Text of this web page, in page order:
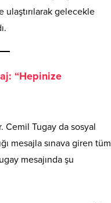
gelecekle
“Hepinize
Cemil Tugay da sosyal
mesajla sınava giren tüm
mesajında şu